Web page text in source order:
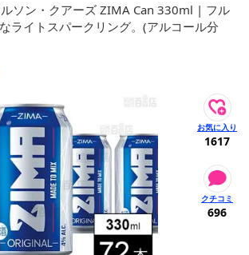
ソン・クアーズ ZIMA Can 330ml | フル
ライトスパークリング。(アルコール分
1617
696